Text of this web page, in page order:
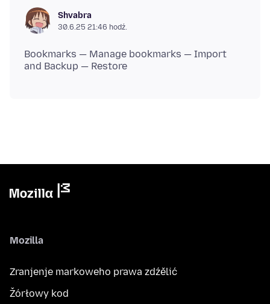
Shvabra
30.6.25 21:46 hodź.
Bookmarks — Manage bookmarks — Import
Mozilla
Zranjenje markoweho prawa zdźělić
Žórłowy kod